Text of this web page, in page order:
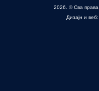
2026. © Сва
Дизајн и